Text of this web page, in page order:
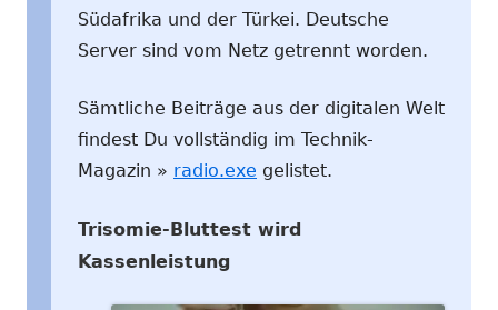
Südafrika und der Türkei. Deutsche
Server sind vom Netz getrennt worden.
Sämtliche Beiträge aus der digitalen Welt
findest Du vollständig im Technik-
Magazin » radio.exe gelistet.
Trisomie-Bluttest wird
Kassenleistung